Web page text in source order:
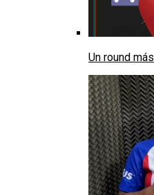
Un round más